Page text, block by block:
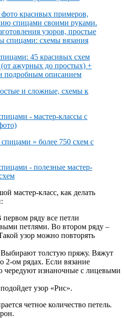
мастер-класс, как делать
ряду все петли
петлями. Во втором ряду –
узор можно повторять
толстую пряжу. Вяжут
2-ом рядах. Если вязание
чередуют изнаночные с лицевыми
узор «Рис».
четное количество петель.